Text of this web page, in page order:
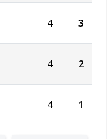
4 3
4 2
4 1